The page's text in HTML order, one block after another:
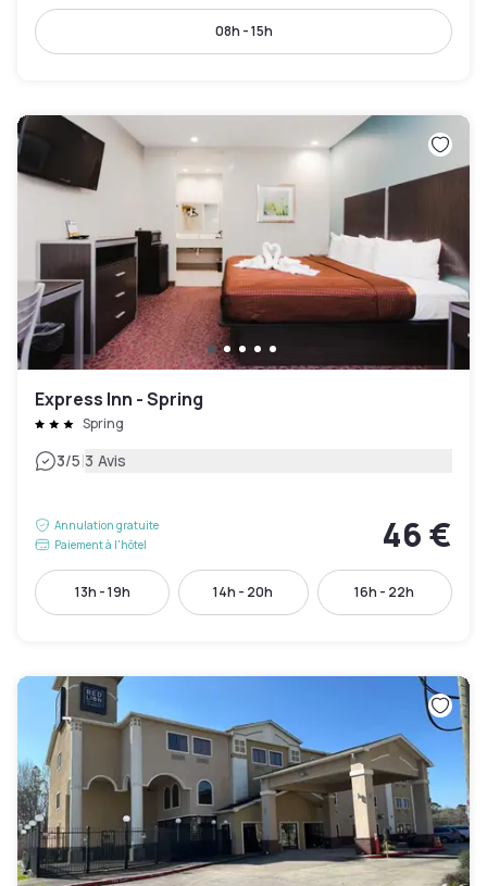
08h - 15h
Express Inn - Spring
Spring
3/5|3 Avis
Annulation gratuite
Paiement à l'hôtel
46 €
13h - 19h 14h - 20h 16h - 22h